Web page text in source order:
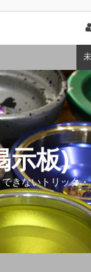
示板)
きないトリック・